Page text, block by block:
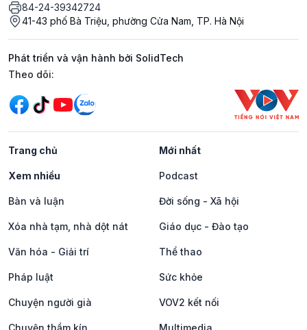
84-24-39342724
41-43 phố Bà Triệu, phường Cửa Nam, TP. Hà Nội
Phát triển và vận hành bởi SolidTech
Mạng xã hội
Theo dõi:
Trang chủ Mới nhất
Xem nhiều Podcast
Bàn và luận Đời sống - Xã hội
Xóa nhà tạm, nhà dột nát Giáo dục - Đào tạo
Văn hóa - Giải trí Thể thao
Pháp luật Sức khỏe
Chuyện người già VOV2 kết nối
Chuyện thầm kín Multimedia